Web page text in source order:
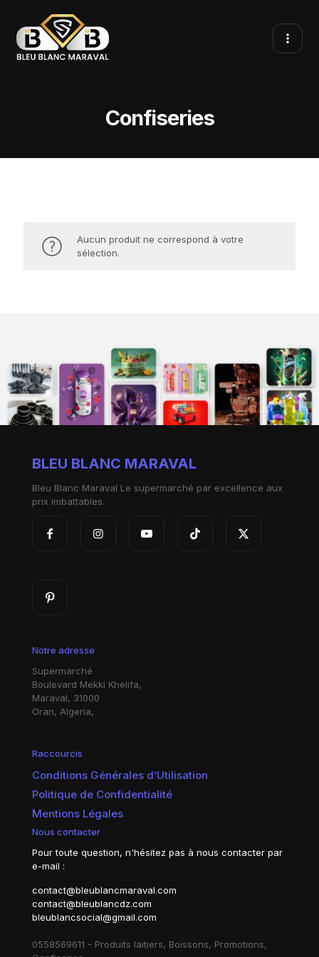
Confiseries
Aucun produit ne correspond à votre
sélection.
BLEU BLANC MARAVAL
Bleu Blanc Maraval Le supermarché par excellence aux
prix imbattables.
Notre adresse
Supermarché
Boulevard Mekki Khelifa,
Maraval, 31000
Oran, Algeria,
Raccourcis
Conditions Générales d’Utilisation
Politique de Confidentialité
Mentions Légales
Nous contacter
Pour toute question, n'hésitez pas à nous contacter par
e-mail :
contact@bleublancmaraval.com
contact@bleublancdz.com
bleublancsocial@gmail.com
0558569611 - Produits laitiers, Boissons, Promotions,